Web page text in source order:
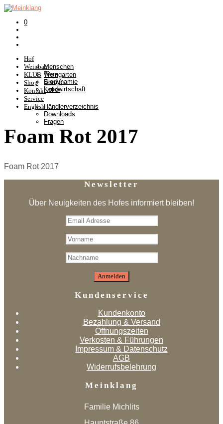
0
Hof
Menschen
Tiere
Biodynamie
Landwirtschaft
Weinbau
Weingarten
Somlò
Keller
KLUB
Shop
Kontakt
Service
Händlerverzeichnis
Downloads
Fragen
English
Foam Rot 2017
Foam Rot 2017
Newsletter
Über Neuigkeiten des Hofes informiert bleiben!
Kundenservice
Kundenkonto
Bezahlung & Versand
Öffnungszeiten
Verkosten & Führungen
Impressum & Datenschutz
AGB
Widerrufsbelehrung
Meinklang
Familie Michlits